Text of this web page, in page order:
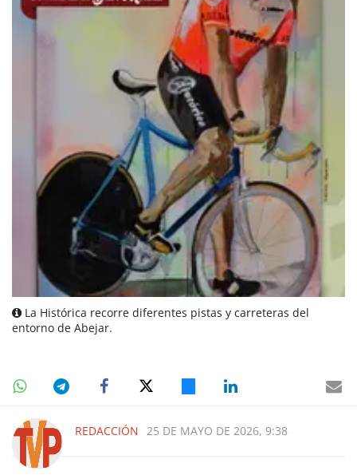
La Histórica recorre diferentes pistas y carreteras del
entorno de Abejar.
REDACCIÓN 25 DE MAYO DE 2026, 9:38